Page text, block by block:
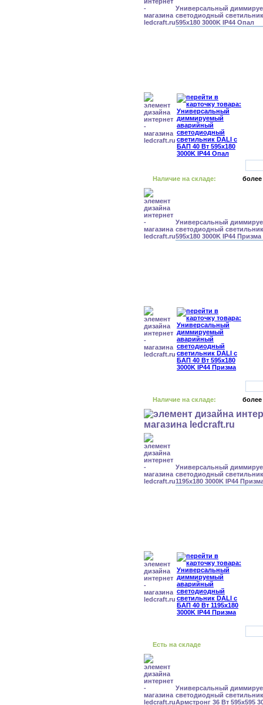
Универсальный
светодиодный
595x180 3000K IP44 Опал
Наличие на складе: более
Универсальный
светодиодный
595x180 3000K IP44 Призма
Наличие на складе: более
Универсальный
светодиодный
1195x180 3000K IP44
Есть на складе
Универсальный
светодиодный
Армстронг 36 Вт 595x595